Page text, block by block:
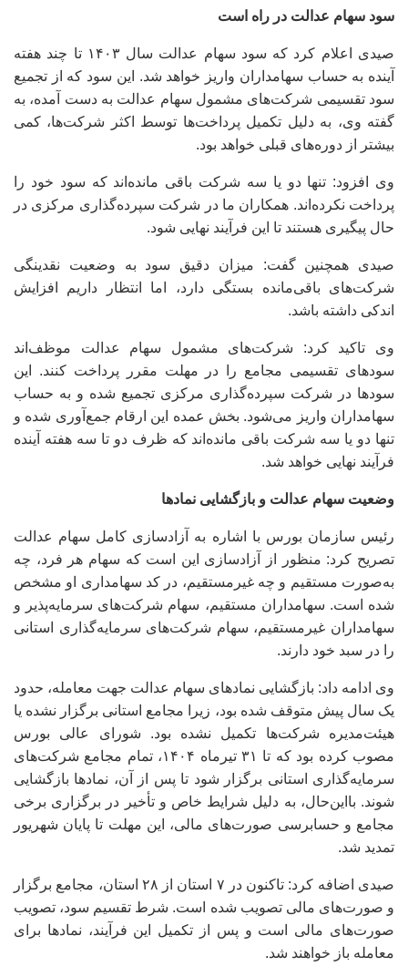
سود سهام عدالت در راه است
صیدی اعلام کرد که سود سهام عدالت سال ۱۴۰۳ تا چند هفته
آینده به حساب سهامداران واریز خواهد شد. این سود که از تجمیع
سود تقسیمی شرکت‌های مشمول سهام عدالت به دست آمده، به
گفته وی، به دلیل تکمیل پرداخت‌ها توسط اکثر شرکت‌ها، کمی
بیشتر از دوره‌های قبلی خواهد بود.
وی افزود: تنها دو یا سه شرکت باقی مانده‌اند که سود خود را
پرداخت نکرده‌اند. همکاران ما در شرکت سپرده‌گذاری مرکزی در
حال پیگیری هستند تا این فرآیند نهایی شود.
صیدی همچنین گفت: میزان دقیق سود به وضعیت نقدینگی
شرکت‌های باقی‌مانده بستگی دارد، اما انتظار داریم افزایش
اندکی داشته باشد.
وی تاکید کرد: شرکت‌های مشمول سهام عدالت موظف‌اند
سودهای تقسیمی مجامع را در مهلت مقرر پرداخت کنند. این
سودها در شرکت سپرده‌گذاری مرکزی تجمیع شده و به حساب
سهامداران واریز می‌شود. بخش عمده این ارقام جمع‌آوری شده و
تنها دو یا سه شرکت باقی مانده‌اند که ظرف دو تا سه هفته آینده
فرآیند نهایی خواهد شد.
وضعیت سهام عدالت و بازگشایی نمادها
رئیس سازمان بورس با اشاره به آزادسازی کامل سهام عدالت
تصریح کرد: منظور از آزادسازی این است که سهام هر فرد، چه
به‌صورت مستقیم و چه غیرمستقیم، در کد سهامداری او مشخص
شده است. سهامداران مستقیم، سهام شرکت‌های سرمایه‌پذیر و
سهامداران غیرمستقیم، سهام شرکت‌های سرمایه‌گذاری استانی
را در سبد خود دارند.
وی ادامه داد: بازگشایی نمادهای سهام عدالت جهت معامله، حدود
یک سال پیش متوقف شده بود، زیرا مجامع استانی برگزار نشده یا
هیئت‌مدیره شرکت‌ها تکمیل نشده بود. شورای عالی بورس
مصوب کرده بود که تا ۳۱ تیرماه ۱۴۰۴، تمام مجامع شرکت‌های
سرمایه‌گذاری استانی برگزار شود تا پس از آن، نمادها بازگشایی
شوند. بااین‌حال، به دلیل شرایط خاص و تأخیر در برگزاری برخی
مجامع و حسابرسی صورت‌های مالی، این مهلت تا پایان شهریور
تمدید شد.
صیدی اضافه کرد: تاکنون در ۷ استان از ۲۸ استان، مجامع برگزار
و صورت‌های مالی تصویب شده است. شرط تقسیم سود، تصویب
صورت‌های مالی است و پس از تکمیل این فرآیند، نمادها برای
معامله باز خواهند شد.